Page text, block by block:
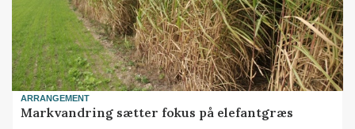
ARRANGEMENT
Markvandring sætter fokus på elefantgræs